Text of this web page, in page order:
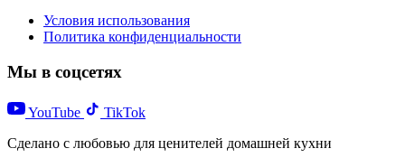
Условия использования
Политика конфиденциальности
Мы в соцсетях
YouTube
TikTok
Сделано с любовью для ценителей домашней кухни